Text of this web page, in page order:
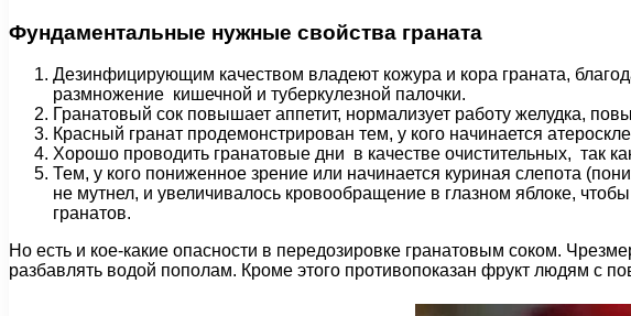
Фундаментальные нужные свойства граната
Дезинфицирующим качеством владеют кожура и кора граната,
размножение кишечной и туберкулезной палочки.
Гранатовый сок повышает аппетит, нормализует работу желудка,
Красный гранат продемонстрирован тем, у кого начинается
Хорошо проводить гранатовые дни в качестве очистительных, так
Тем, у кого пониженное зрение или начинается куриная слепота
не мутнел, и увеличивалось кровообращение в глазном яблоке,
гранатов.
Но есть и кое-какие опасности в передозировке гранатовым соком.
разбавлять водой пополам. Кроме этого противопоказан фрукт людям с